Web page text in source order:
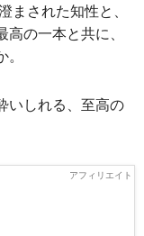
された知性と、
の一本と共に、
いしれる、至高の